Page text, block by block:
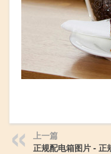
上一篇
正规配电箱图片 - 正